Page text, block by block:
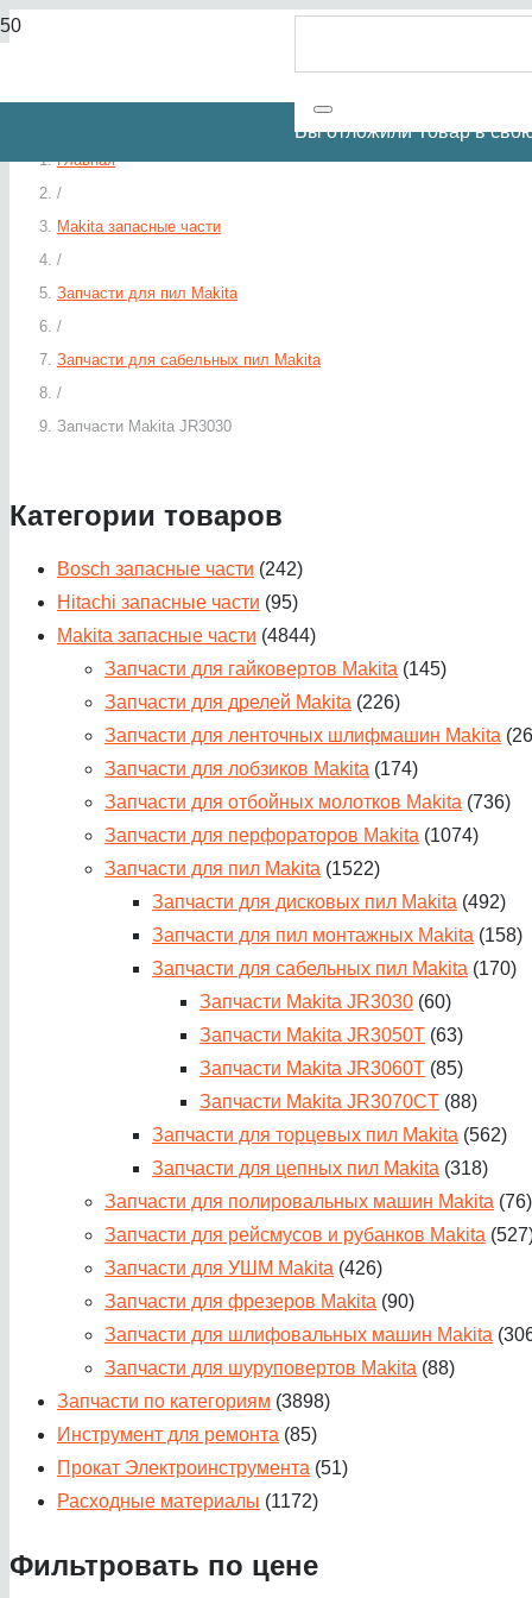
Вы отложилиТоварв
Главная
/
Makita запасные части
/
Запчасти для пил Makita
/
Запчасти для сабельных пил Makita
/
Запчасти Makita JR3030
Категории товаров
Bosch запасные части (242)
Hitachi запасные части (95)
Makita запасные части (4844)
Запчасти для гайковертов Makita (145)
Запчасти для дрелей Makita (226)
Запчасти для ленточных шлифмашин Makita
Запчасти для лобзиков Makita (174)
Запчасти для отбойных молотков Makita (736)
Запчасти для перфораторов Makita (1074)
Запчасти для пил Makita (1522)
Запчасти для дисковых пил Makita (492)
Запчасти для пил монтажных Makita (158)
Запчасти для сабельных пил Makita (170)
Запчасти Makita JR3030 (60)
Запчасти Makita JR3050T (63)
Запчасти Makita JR3060T (85)
Запчасти Makita JR3070CT (88)
Запчасти для торцевых пил Makita (562)
Запчасти для цепных пил Makita (318)
Запчасти для полировальных машин Makita (76)
Запчасти для рейсмусов и рубанков Makita
Запчасти для УШМ Makita (426)
Запчасти для фрезеров Makita (90)
Запчасти для шлифовальных машин Makita
Запчасти для шуруповертов Makita (88)
Запчасти по категориям (3898)
Инструмент для ремонта (85)
Прокат Электроинструмента (51)
Расходные материалы (1172)
Фильтровать по цене